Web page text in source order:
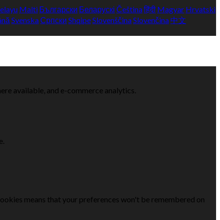
Malti Български Беларускі Češtinaहिंदी Magyar Hrvatski
SvenskaСрпски ShqipeSlovenščinaSlovenčina 中文
available, and e-commerce analytics.
means that your preferences won't be remembered on